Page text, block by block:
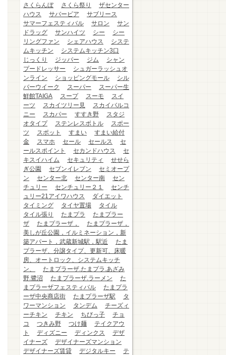
さくらんぼ
さくら祭り
ザセンター
ハウス
サバービア
サブリース
サマーフェスティバル
サロン
サン
ドラッグ
サンハイツ シー
シー
リングファン
シェアハウス
システ
ムキッチン
システムキッチン3口
じっくり
ジッパー ジム
シャン
プードレッサー
シュガーラッシュオ
ンライン
ショッピングモール
シル
バーウイーク
スーパー
スーパー生
鮮館TAIGA
スープ スーモ
スイ
ーツ
スカイツリー見
スカイバルコ
ニー
スカパー すすき野
スタジ
オタイプ
ステンレスボトル
スポー
ツ
スポット すまい
すまい給付
金
スマホ セール セールス
セ
ールスポイント
セカンドハウス
セ
キスイハイム
セキュリティ
せせら
ぎ公園
セブンイレブン
セミオープ
ン
センター北 センター南
セン
チュリー
センチュリー２１
センチ
ュリー21アイワハウス
ダイエット
タイミング
タイヤ置場
タイル
タイル張り
たまプラ
たまプラー
ザ
たまプラーザ，
たまプラーザ，
美しが丘公園，イルミネーション，新
築アパート，武蔵新城駅，駅近
たま
プラーザ、分譲タイプ、更新可、床暖
房、オートロック、システムキッチ
ン、
たまプラーザ.たまプラ.あざみ
野.鷺沼
たまプラーザ.ラーメン
た
まプラーザフェスティバル
たまプラ
ーザ中央商店街
たまプラーザ駅
タ
ワーマンション
タンデム
チーズィ
ーチキン
チキン ちびっ子
チョ
コ
つきみ野 つけ麺
テイクアウ
ト
ディズニー ディンクス
デザ
イナーズ
デザイナーズマンション
デザイナーズ賃貸
デジタルキー
テ